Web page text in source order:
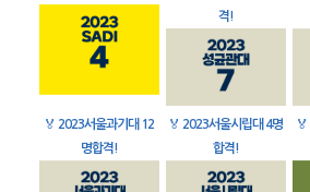
격!
🏅 2023서울과기대 12
명합격!
🏅 2023서울시립대 4명
합격!
🏅